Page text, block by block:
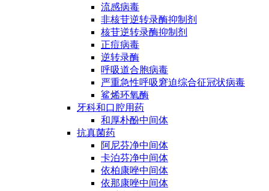
流感病毒
非核苷逆转录酶抑制剂
核苷逆转录酶抑制剂
正痘病毒
逆转录酶
呼吸道合胞病毒
严重急性呼吸窘迫综合征冠状病毒
鲨烯环氧酶
牙科和口腔用药
和厚朴酚中间体
抗真菌药
阿尼芬净中间体
卡泊芬净中间体
依柏康唑中间体
依那康唑中间体